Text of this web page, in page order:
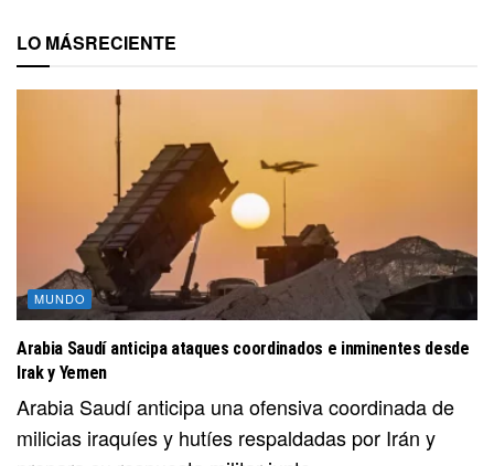
LO MÁSRECIENTE
MUNDO
Arabia Saudí anticipa ataques coordinados e inminentes desde
Irak y Yemen
Arabia Saudí anticipa una ofensiva coordinada de
milicias iraquíes y hutíes respaldadas por Irán y